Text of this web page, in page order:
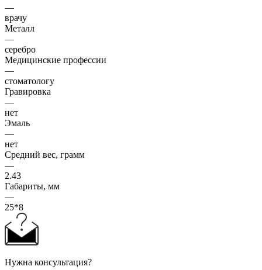
—
врачу
Металл
—
серебро
Медицинские профессии
—
стоматологу
Гравировка
—
нет
Эмаль
—
нет
Средний вес, грамм
—
2.43
Габариты, мм
—
25*8
Нужна консультация?